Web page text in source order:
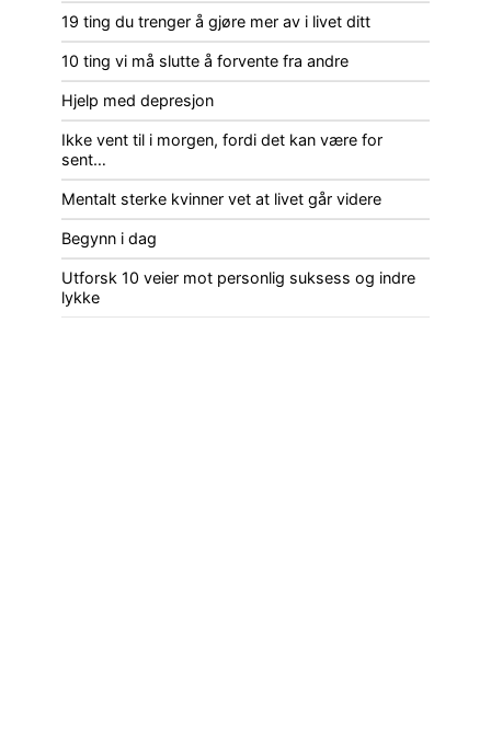
19 ting du trenger å gjøre mer av i livet ditt
10 ting vi må slutte å forvente fra andre
Hjelp med depresjon
Ikke vent til i morgen, fordi det kan være for
sent…
Mentalt sterke kvinner vet at livet går videre
Begynn i dag
Utforsk 10 veier mot personlig suksess og indre
lykke